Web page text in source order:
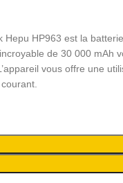
Hepu HP963 est la batterie
de 30 000 mAh
vous offre une